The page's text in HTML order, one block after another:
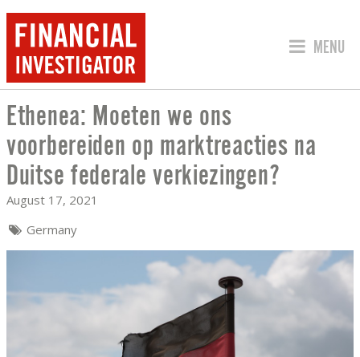
JUMP
MENU
ETHENEA: MOETEN WE ONS
Ethenea: Moeten we ons
voorbereiden op marktreacties na
Duitse federale verkiezingen?
August 17, 2021
Germany